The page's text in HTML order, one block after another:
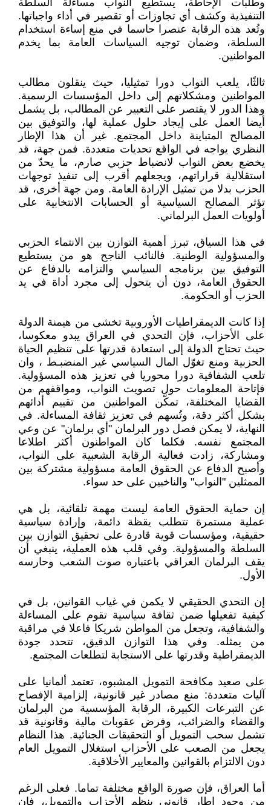
وطلبات الإحاطة، يستطيع النواب مساءلة السلطة
التنفيذية وكشف أي تجاوزات أو تقصير في أداء واجباتها.
وتُعد هذه الرقابة عنصرا حاسما في منع إساءة استخدام
السلطة، وضمان توجيه السياسات العامة بما يخدم
المواطنين.
ثالثًا، يلعب النواب دورا تمثيليا، حيث ينقلون مطالب
المواطنين ومشكلاتهم إلى داخل المؤسسات الرسمية.
وهذا الدور لا يقتصر على التعبير عن المطالب، بل يشمل
أيضا العمل على إيجاد حلول عملية لها، والتوفيق بين
المصالح المتباينة داخل المجتمع. غير أن هذا الإطار
النظري يواجه في الواقع تحديات متعددة. فمن جهة، قد
يخضع بعض النواب لانضباط حزبي صارم، ما يحدّ من
استقلالية قراراتهم، ويجعلهم أقرب إلى تنفيذ توجهات
الحزب بدلا من تمثيل الإرادة العامة. ومن جهة أخرى، قد
تؤثر المصالح السياسية أو الحسابات الانتخابية على
أولويات العمل البرلماني.
في هذا السياق، تبرز أهمية التوازن بين الانتماء الحزبي
والمسؤولية الوطنية. فالنائب الناجح هو من يستطيع
التوفيق بين برنامجه السياسي والتزامه بالدفاع عن
الحقوق العامة، دون أن يتحول إلى مجرد أداة في يد
الحزب أو الحكومة.
إذا كانت الديمقراطيات الأوروبية تخشى من هيمنة الدولة
على الأحزاب، فإن التحدي في العراق يبدو معكوسا،
حيث تحتاج الدولة إلى استعادة قدرتها على تنظيم الحياة
الحزبية ومنع تغوّل المال السياسي غير المنضبـط ، وان
تلعب الشفافية دورا محوريا في تعزيز هذه المسؤولية.
فإتاحة المعلومات حول تصويت النواب، ومواقفهم من
القضايا المختلفة، تمكّن المواطنين من تقييم أدائهم
بشكل أكثر دقة، وتُسهم في تعزيز ثقافة المساءلة. في
النهاية، لا يمكن فصل دور البرلمان "أي برلمان" عن وعي
المجتمع نفسه. فكلما كان المواطنون أكثر اطلاعا
ومشاركة، زادت فعالية الرقابة الشعبية على النواب،
وأصبح الدفاع عن الحقوق العامة مسؤولية مشتركة بين
الممثلين "النواب" والناخبين على حد سواء.
إن حماية الحقوق العامة ليست مهمة تلقائية، بل هي
عملية مستمرة تتطلب يقظة دائمة، وإرادة سياسية
حقيقية، ومؤسسات قوية قادرة على تحقيق التوازن بين
السلطة والمسؤولية. وفي قلب هذه العملية، ينبغي أن
يقف البرلمان العراقي باعتباره صوت الشعب وحارسه
الأول.
إن التحدي الحقيقي لا يكمن في غياب القوانين، بل في
كيفية تفعيلها ضمن ثقافة سياسية تقوم على المساءلة
والشفافية، وتجعل من المواطن شريكا فاعلا في مراقبة
من يمثله. وفي هذا التوازن الدقيق، تتحدد جودة
الديمقراطية وقدرتها على الاستجابة لتطلعات المجتمع.
على صعيد مكافحة التمويل المشبوه، تعتمد ألمانيا على
آليات متعددة: منع مصادر غير قانونية، إلزامية الإفصاح
عن التبرعات الكبيرة، الرقابة المؤسسية من البرلمان
والقضاء والضرائب، وفرض عقوبات مالية وقانونية قد
تشمل سحب التمويل أو التحقيقات الجنائية. هذا النظام
يجعل من الصعب على الأحزاب استغلال التمويل العام
دون الالتزام بالقوانين والمعايير الأخلاقية.
أما العراق، فإن صورة الواقع مختلفة تماما. فعلى الرغم
من وجود إطار قانوني ينظم الأحزاب والتمويل، فإن